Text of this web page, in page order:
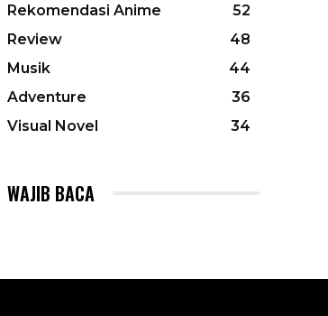
Rekomendasi Anime
52
Review
48
Musik
44
Adventure
36
Visual Novel
34
WAJIB BACA